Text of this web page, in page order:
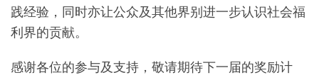
践经验，同时亦让公众及其他界别进一步认识社会福
利界的贡献。
感谢各位的参与及支持，敬请期待下一届的奖励计